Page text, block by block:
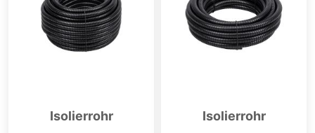
Isolierrohr Isolierrohr